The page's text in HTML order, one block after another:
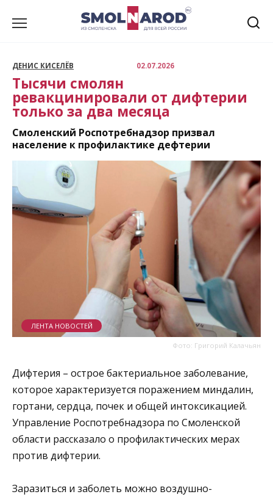
ДЕНИС КИСЕЛЁВ 02.07.2026
Тысячи смолян
ревакцинировали от дифтерии
только за два месяца
Смоленский Роспотребнадзор призвал
население к профилактике дефтерии
Фото: Григорий Калачьян
ЛЕНТА НОВОСТЕЙ
Дифтерия – острое бактериальное заболевание,
которое характеризуется поражением миндалин,
гортани, сердца, почек и общей интоксикацией.
Управление Роспотребнадзора по Смоленской
области рассказало о профилактических мерах
против дифтерии.
Заразиться и заболеть можно воздушно-